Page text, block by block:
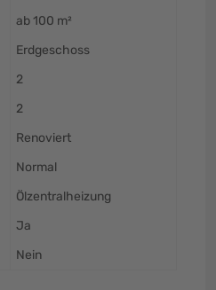
ab 100 m²
Erdgeschoss
2
2
Renoviert
Normal
Ölzentralheizung
Ja
Nein